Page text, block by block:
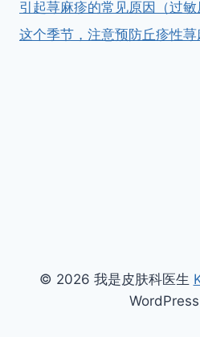
引起荨麻疹的常见原因（过敏
这个季节，注意预防丘疹性荨
© 2026 我是皮肤科医生